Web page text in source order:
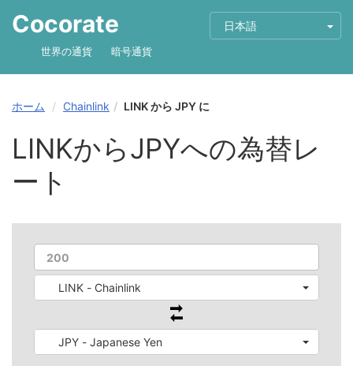
Cocorate 日本語
世界の通貨 暗号通貨
ホーム Chainlink LINK から JPY に
LINKからJPYへの為替レ
ート
LINK - Chainlink
JPY - Japanese Yen